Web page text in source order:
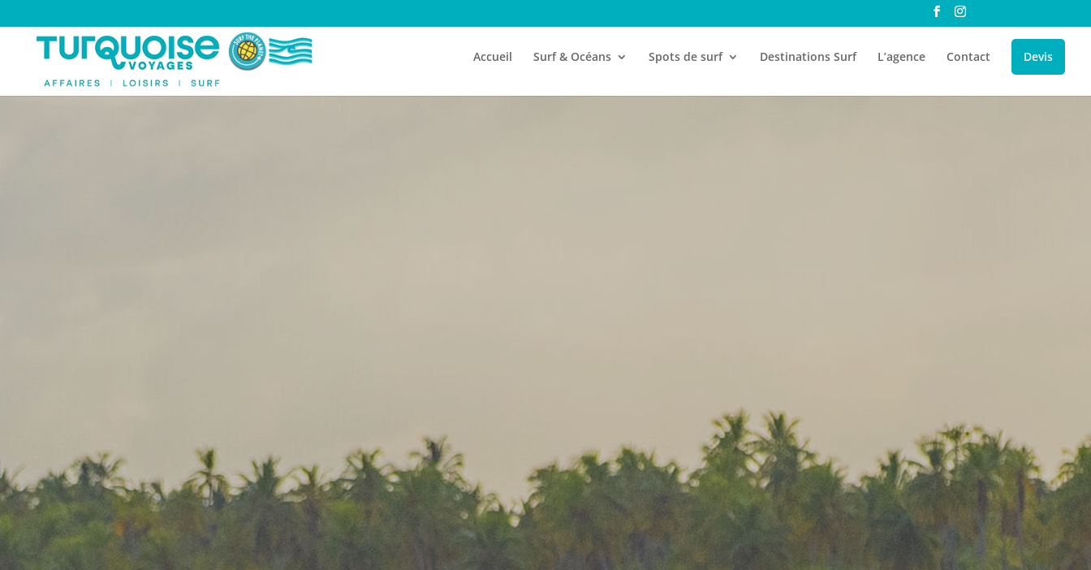
Accueil Surf & Océans Spots de surf Destinations Surf L’agence Contact Devis